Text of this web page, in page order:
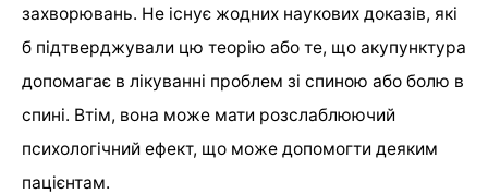
захворювань. Не існує жодних наукових доказів, які
б підтверджували цю теорію або те, що акупунктура
допомагає в лікуванні проблем зі спиною або болю в
спині. Втім, вона може мати розслаблюючий
психологічний ефект, що може допомогти деяким
пацієнтам.